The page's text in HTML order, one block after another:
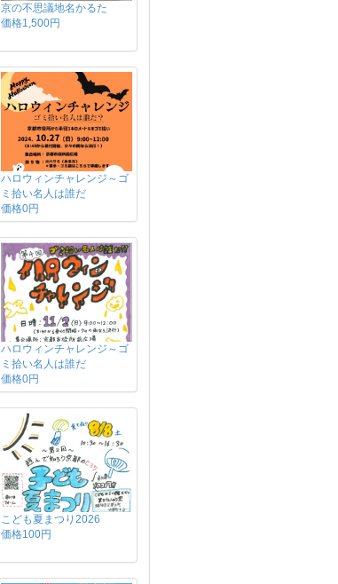
京の不思議地名かるた
価格1,500円
ハロウィンチャレンジ～ゴ
ミ拾い名人は誰だ
価格0円
ハロウィンチャレンジ～ゴ
ミ拾い名人は誰だ
価格0円
こども夏まつり2026
価格100円